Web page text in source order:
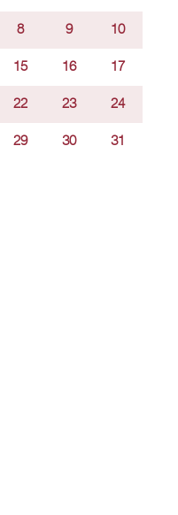
8 9 10
15 16 17
22 23 24
29 30 31